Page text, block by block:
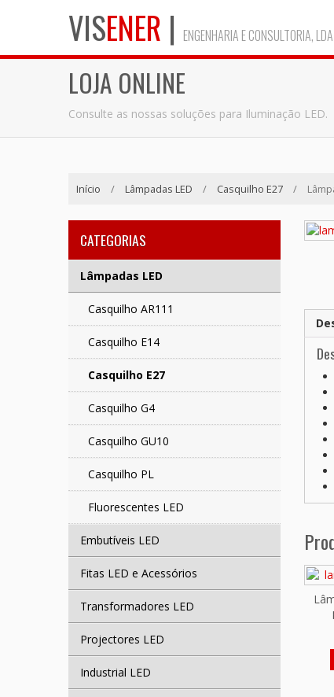
VISENER | ENGENHARIA E CONSULTORIA, LDA
LOJA ONLINE
Consulte as nossas soluções para Iluminação LED.
Início / Lâmpadas LED / Casquilho E27 /
CATEGORIAS
Lâmpadas LED
Casquilho AR111
Casquilho E14
Casquilho E27
Casquilho G4
Casquilho GU10
Casquilho PL
Fluorescentes LED
Embutíveis LED
Fitas LED e Acessórios
Transformadores LED
Projectores LED
Industrial LED